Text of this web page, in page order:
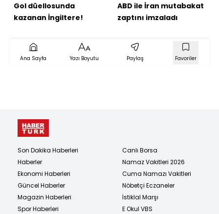
Gol düellosunda
kazanan İngiltere!
ABD ile İran mutabakat
zaptını imzaladı
Ana Sayfa Yazı Boyutu Paylaş Favoriler
Son Dakika Haberleri
Haberler
Ekonomi Haberleri
Güncel Haberler
Magazin Haberleri
Spor Haberleri
Canlı Borsa
Namaz Vakitleri 2026
Cuma Namazı Vakitleri
Nöbetçi Eczaneler
İstiklal Marşı
E Okul VBS